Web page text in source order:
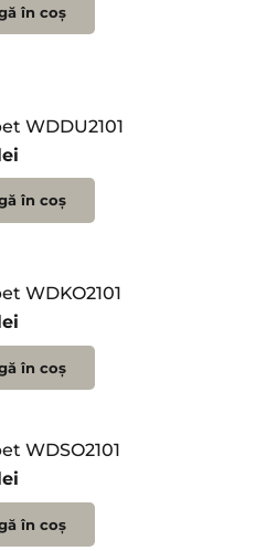
în coș
WDDU2101
în coș
WDKO2101
în coș
WDSO2101
în coș